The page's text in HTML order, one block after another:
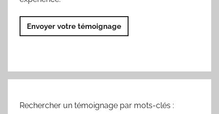
Envoyer votre témoignage
Rechercher un témoignage par mots-clés :